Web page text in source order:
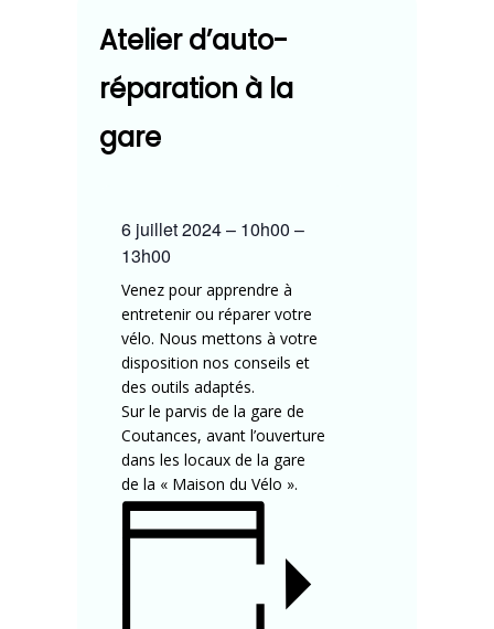
Atelier d’auto-
réparation à la
gare
6 juillet 2024– 10h00 –
13h00
Venez pour apprendre à
entretenir ou réparer votre
vélo. Nous mettons à votre
disposition nos conseils et
des outils adaptés.
Sur le parvis de la gare de
Coutances, avant l’ouverture
dans les locaux de la gare
de la « Maison du Vélo ».